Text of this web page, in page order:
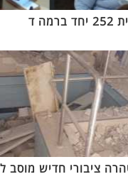
ד
ציבורי חדיש מוסב